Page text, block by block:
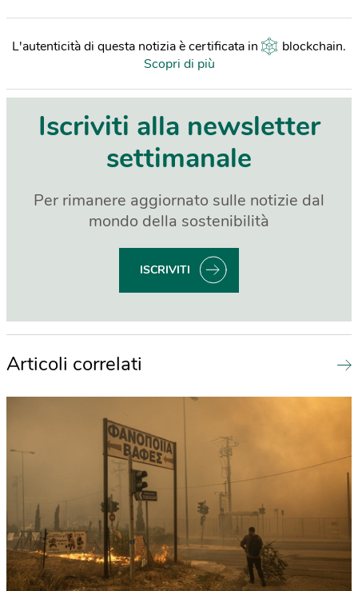
L'autenticità di questa notizia è certificata in blockchain.
Scopri di più
Iscriviti alla newsletter
settimanale
Per rimanere aggiornato sulle notizie dal
mondo della sostenibilità
ISCRIVITI
Articoli correlati